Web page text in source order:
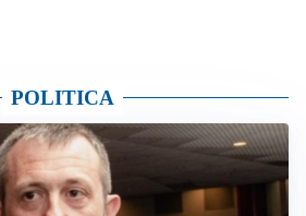
POLITICA